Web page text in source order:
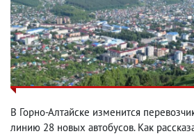
В Горно-Алтайске изменится
линию 28 новых автобусов. Как